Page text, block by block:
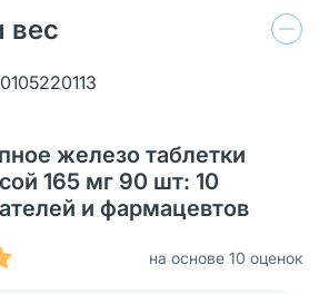
вес
железо таблетки
165 мг 90 шт: 10
и фармацевтов
на основе 10 оценок